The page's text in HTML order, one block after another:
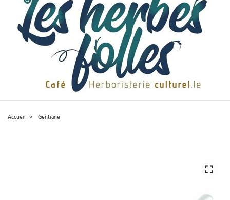
Accueil Gentiane